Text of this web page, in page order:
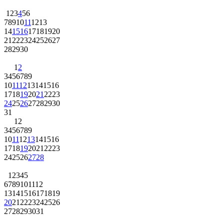
1 23456
78910111213
14151617181920
21 222324252627
282930
1 2
3456789
10111213141516
1718192021 2223
24252627282930
31
1 2
3456789
10111213141516
1718192021 2223
2425262728
1 2345
6789101112
13141516171819
2021 2223242526
2728293031